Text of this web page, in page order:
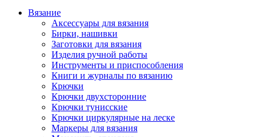
Вязание
Аксессуары для вязания
Бирки, нашивки
Заготовки для вязания
Изделия ручной работы
Инструменты и приспособления
Книги и журналы по вязанию
Крючки
Крючки двухсторонние
Крючки тунисские
Крючки циркулярные на леске
Маркеры для вязания